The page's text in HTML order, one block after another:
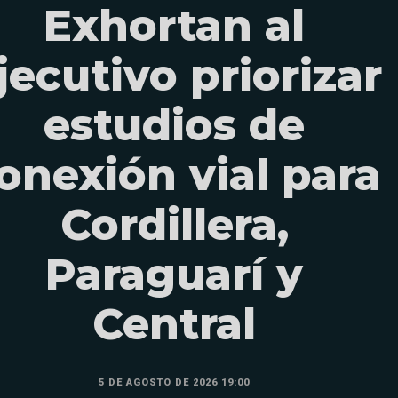
Exhortan al
priorizar
estudios de
vial para
Cordillera,
Paraguarí y
Central
5 DE AGOSTO DE 2026 19:00